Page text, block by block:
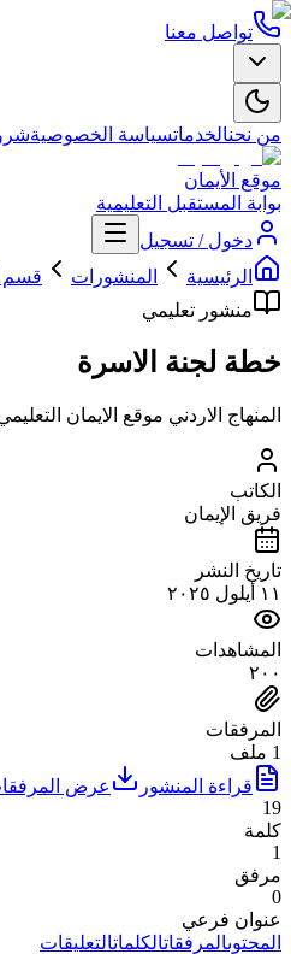
تواصل معنا
من نحنالخدماتسياسة الخصوصية
موقع الأيمان
بوابة المستقبل التعليمية
دخول / تسجيل
الرئيسية
المنشورات
قسم
منشور تعليمي
خطة لجنة الاسرة
المنهاج الاردني موقع الايمان
الكاتب
فريق الإيمان
تاريخ النشر
١١ أيلول ٢٠٢٥
المشاهدات
٢٠٠
المرفقات
1 ملف
قراءة المنشور
عرض
19
كلمة
1
مرفق
0
عنوان فرعي
المحتوىالمرفقاتالكلماتالتعليقات